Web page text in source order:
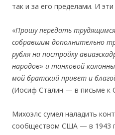
так и за его пределами. И
«Прошу передать
собравшим дополнительно
рубля на постройку
народов» и танковой
мой братский привет и
(Иосиф Сталин — в письме к
Михоэлс сумел наладить
сообществом США — в 1943